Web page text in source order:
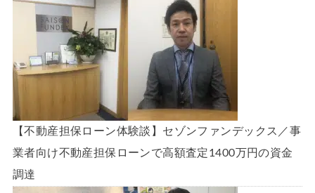
【不動産担保ローン体験談】セゾンファンデックス／事
業者向け不動産担保ローンで高額査定1400万円の資金
調達